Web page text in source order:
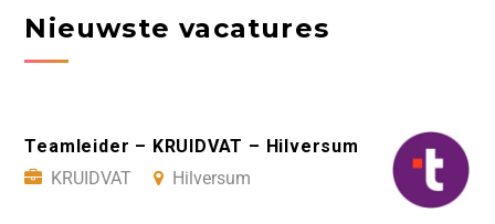
Nieuwste vacatures
Teamleider – KRUIDVAT – Hilversum
KRUIDVAT
Hilversum